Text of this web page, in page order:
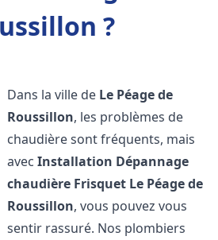
?
Dans la ville de Le Péage de
Roussillon, les problèmes de
chaudière sont fréquents, mais
avecInstallation Dépannage
chaudière Frisquet Le Péage de
Roussillon, vous pouvez vous
sentir rassuré. Nos plombiers